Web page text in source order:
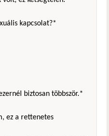
kapcsolat?*
biztosan többször.*
ez a rettenetes